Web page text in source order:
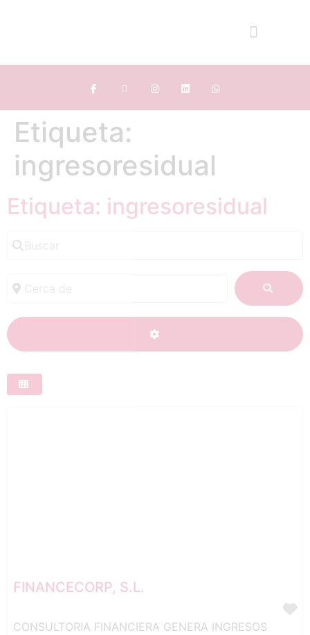
Etiqueta:
ingresoresidual
Etiqueta: ingresoresidual
FINANCECORP, S.L.
CONSULTORIA FINANCIERA GENERA INGRESOS